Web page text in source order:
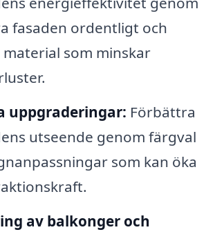
fasaden ordentligt och
som minskar
uppgraderingar: Förbättra
utseende genom färgval
som kan öka
av balkonger och